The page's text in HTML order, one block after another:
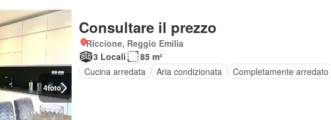
4foto
Consultare il prezzo
Riccione, Reggio Emilia
3 Locali
85 m²
Cucina arredata
Aria condizionata Completamente arredato